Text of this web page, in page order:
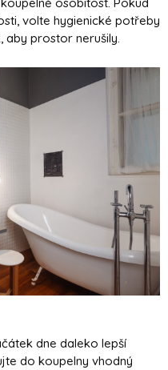
volte hygienické potřeby
aby prostor nerušily.
dne daleko lepší
do koupelny vhodný